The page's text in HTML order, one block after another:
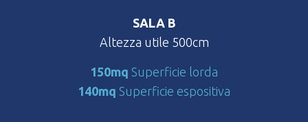
SALA B
Altezza utile 500cm
150mq Superficie lorda
140mq Superficie espositiva